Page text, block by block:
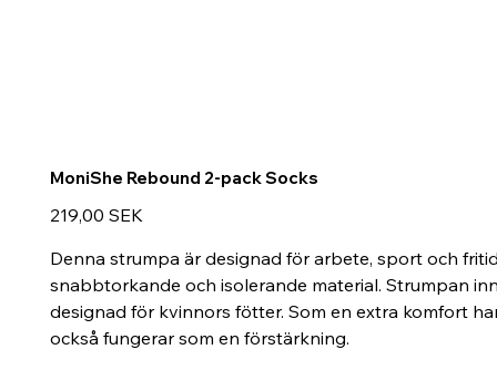
MoniShe Rebound 2-pack Socks
Hinta
219,00 SEK
Denna strumpa är designad för arbete, sport och
snabbtorkande och isolerande material. Strumpan
designad för kvinnors fötter. Som en extra komfort
också fungerar som en förstärkning.